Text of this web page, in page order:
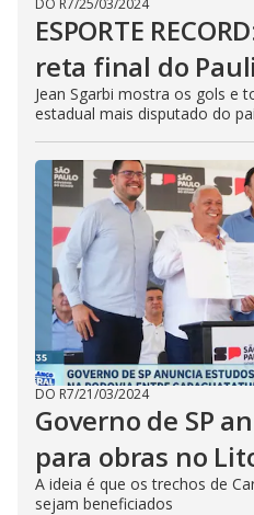
DO R7/25/03/2024
ESPORTE
reta final do
Jean Sgarbi mostra os gols e
estadual mais disputado do
DO R7/21/03/2024
Governo de SP
para obras no
A ideia é que os trechos de
sejam beneficiados